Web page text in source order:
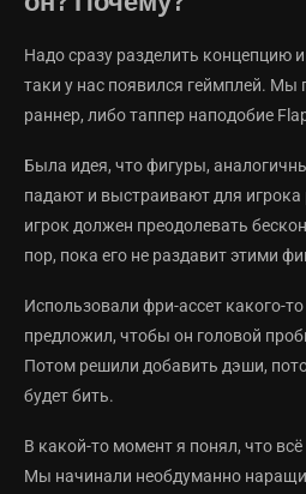
Надо сразу разделить концепцию
таки у нас появился геймплей. Мы
раннер, либо таппер наподобие
Была идея, что фигуры,
падают и выстраивают для
игрок должен преодолевать
пор, пока его не раздавит этими
Использовали фри-ассет какого-
предложил, чтобы он головой
Потом решили добавить дэши,
будет бить.
В какой-то момент я понял, что
Мы начинали необдуманно